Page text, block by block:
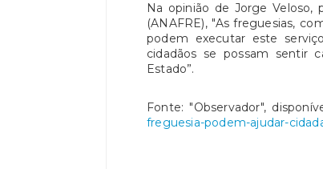
Na opinião de Jorge Veloso,
(ANAFRE), "As freguesias,
podem executar este
cidadãos se possam sentir
Estado”.
Fonte: "Observador",
freguesia-podem-ajudar-